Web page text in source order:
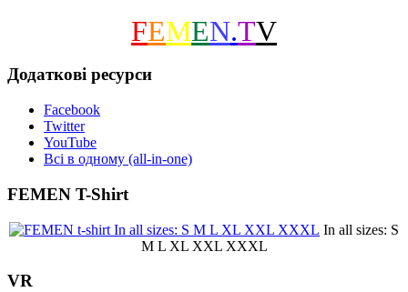
FEMEN.TV
Додаткові ресурси
Facebook
Twitter
YouTube
Всі в одному (all-in-one)
FEMEN T-Shirt
In all sizes: S
M L XL XXL XXXL
VR